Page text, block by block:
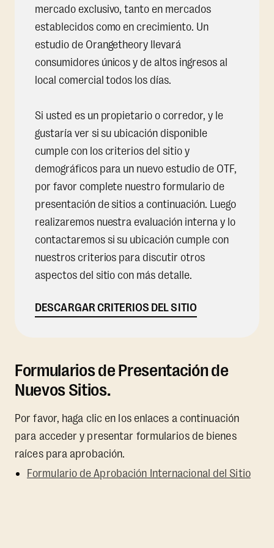
mercado exclusivo, tanto en mercados
establecidos como en crecimiento. Un
estudio de Orangetheory llevará
consumidores únicos y de altos ingresos al
local comercial todos los días.
Si usted es un propietario o corredor, y le
gustaría ver si su ubicación disponible
cumple con los criterios del sitio y
demográficos para un nuevo estudio de OTF,
por favor complete nuestro formulario de
presentación de sitios a continuación. Luego
realizaremos nuestra evaluación interna y lo
contactaremos si su ubicación cumple con
nuestros criterios para discutir otros
aspectos del sitio con más detalle.
DESCARGAR CRITERIOS DEL SITIO
Formularios de Presentación de
Nuevos Sitios.
Por favor, haga clic en los enlaces a continuación
para acceder y presentar formularios de bienes
raíces para aprobación.
Formulario de Aprobación Internacional del Sitio